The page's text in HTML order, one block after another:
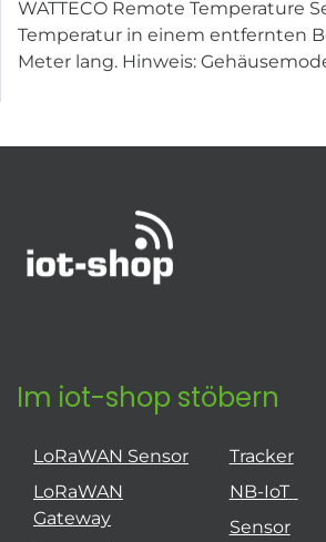
WATTECO Remote Temperature
Temperatur in einem entfernten
Meter lang. Hinweis:
Im iot-shop stöbern
LoRaWAN Sensor
LoRaWAN
Gateway
Tracker
NB-IoT
Sensor